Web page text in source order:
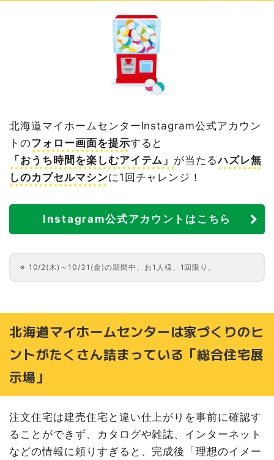
北海道マイホームセンターInstagram公式アカウン
トのフォロー画面を提示すると
「おうち時間を楽しむアイテム」 が当たるハズレ無
しのカプセルマシンに1回チャレンジ！
Instagram公式アカウントはこちら
10/2(木)～10/31(金)の期間中、お1人様、1回限り。
北海道マイホームセンターは家づくりのヒ
ントがたくさん詰まっている「総合住宅展
示場」
注文住宅は建売住宅と違い仕上がりを事前に確認す
ることができず、カタログや雑誌、インターネット
などの情報に頼りすぎると、完成後「理想のイメー